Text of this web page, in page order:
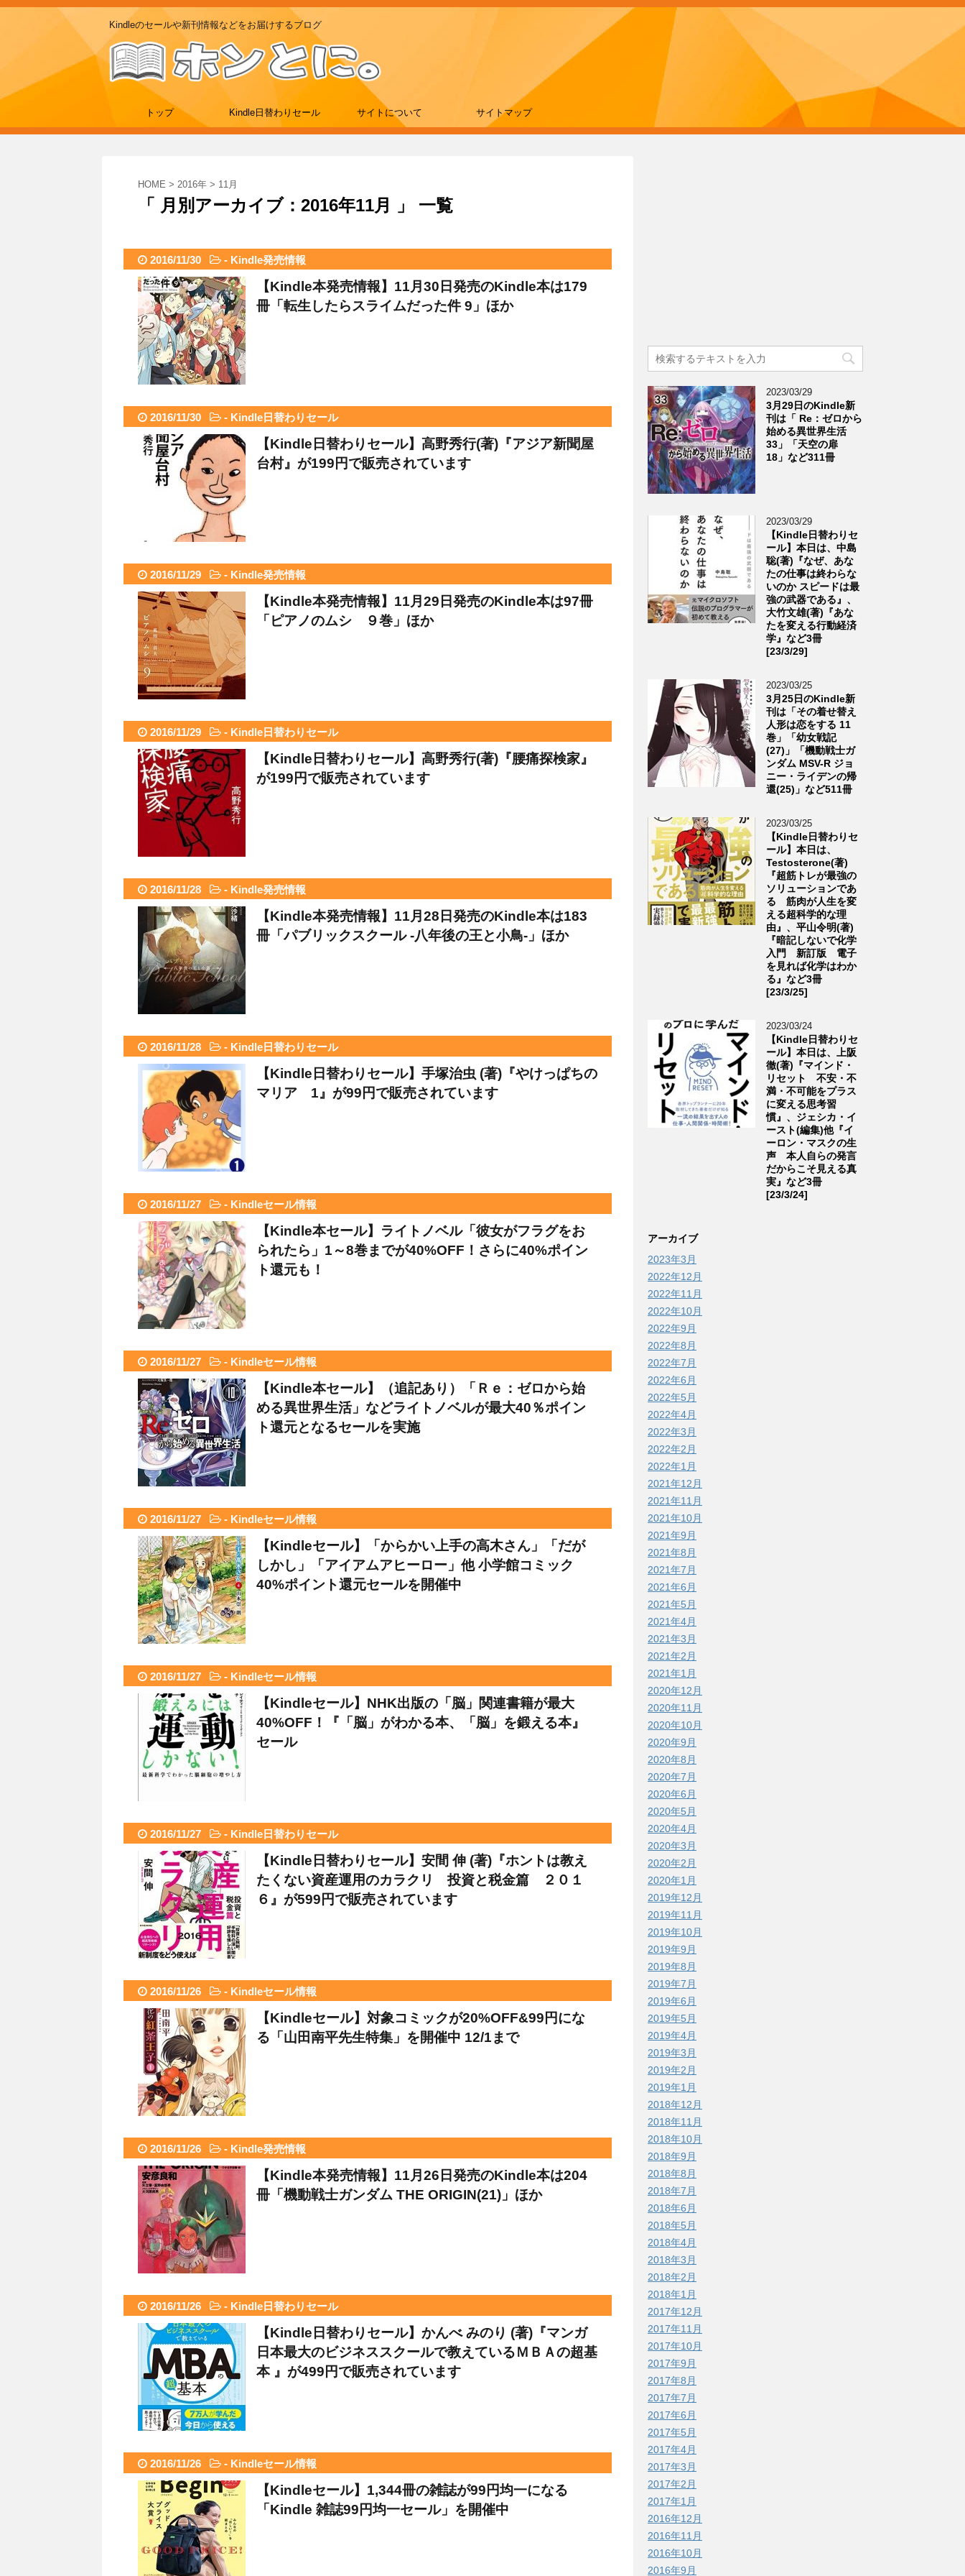
Kindleのセールや新刊情報などをお届けするブログ
トップ Kindle日替わりセール サイトについて サイトマップ
HOME > 2016年 > 11月
「 月別アーカイブ：2016年11月 」 一覧
2016/11/30 - Kindle発売情報
【Kindle本発売情報】11月30日発売のKindle本は179
冊「転生したらスライムだった件 9」ほか
2016/11/30 - Kindle日替わりセール
【Kindle日替わりセール】高野秀行(著)『アジア新聞屋
台村』が199円で販売されています
2016/11/29 - Kindle発売情報
【Kindle本発売情報】11月29日発売のKindle本は97冊
「ピアノのムシ ９巻」ほか
2016/11/29 - Kindle日替わりセール
【Kindle日替わりセール】高野秀行(著)『腰痛探検家』
が199円で販売されています
2016/11/28 - Kindle発売情報
【Kindle本発売情報】11月28日発売のKindle本は183
冊「パブリックスクール -八年後の王と小鳥-」ほか
2016/11/28 - Kindle日替わりセール
【Kindle日替わりセール】手塚治虫 (著)『やけっぱちの
マリア 1』が99円で販売されています
2016/11/27 - Kindleセール情報
【Kindle本セール】ライトノベル「彼女がフラグをお
られたら」1～8巻までが40%OFF！さらに40%ポイン
ト還元も！
2016/11/27 - Kindleセール情報
【Kindle本セール】（追記あり）「Ｒｅ：ゼロから始
める異世界生活」などライトノベルが最大40％ポイン
ト還元となるセールを実施
2016/11/27 - Kindleセール情報
【Kindleセール】「からかい上手の高木さん」「だが
しかし」「アイアムアヒーロー」他 小学館コミック
40%ポイント還元セールを開催中
2016/11/27 - Kindleセール情報
【Kindleセール】NHK出版の「脳」関連書籍が最大
40%OFF！『「脳」がわかる本、「脳」を鍛える本』
セール
2016/11/27 - Kindle日替わりセール
【Kindle日替わりセール】安間 伸 (著)『ホントは教え
たくない資産運用のカラクリ 投資と税金篇 ２０１
６』が599円で販売されています
2016/11/26 - Kindleセール情報
【Kindleセール】対象コミックが20%OFF&99円にな
る「山田南平先生特集」を開催中 12/1まで
2016/11/26 - Kindle発売情報
【Kindle本発売情報】11月26日発売のKindle本は204
冊「機動戦士ガンダム THE ORIGIN(21)」ほか
2016/11/26 - Kindle日替わりセール
【Kindle日替わりセール】かんべ みのり (著)『マンガ
日本最大のビジネススクールで教えているＭＢＡの超基
本 』が499円で販売されています
2016/11/26 - Kindleセール情報
【Kindleセール】1,344冊の雑誌が99円均一になる
「Kindle 雑誌99円均一セール」を開催中
2023/03/29
3月29日のKindle新
刊は「 Re：ゼロから
始める異世界生活
33」「天空の扉
18」など311冊
2023/03/29
【Kindle日替わりセ
ール】本日は、中島
聡(著)『なぜ、あな
たの仕事は終わらな
いのか スピードは最
強の武器である』、
大竹文雄(著)『あな
たを変える行動経済
学』など3冊
[23/3/29]
2023/03/25
3月25日のKindle新
刊は「その着せ替え
人形は恋をする 11
巻」「幼女戦記
(27)」「機動戦士ガ
ンダム MSV-R ジョ
ニー・ライデンの帰
還(25)」など511冊
2023/03/25
【Kindle日替わりセ
ール】本日は、
Testosterone(著)
『超筋トレが最強の
ソリューションであ
る 筋肉が人生を変
える超科学的な理
由』、平山令明(著)
『暗記しないで化学
入門 新訂版 電子
を見れば化学はわか
る』など3冊
[23/3/25]
2023/03/24
【Kindle日替わりセ
ール】本日は、上阪
徹(著)『マインド・
リセット 不安・不
満・不可能をプラス
に変える思考習
慣』、ジェシカ・イ
ースト(編集)他『イ
ーロン・マスクの生
声 本人自らの発言
だからこそ見える真
実』など3冊
[23/3/24]
アーカイブ
2023年3月
2022年12月
2022年11月
2022年10月
2022年9月
2022年8月
2022年7月
2022年6月
2022年5月
2022年4月
2022年3月
2022年2月
2022年1月
2021年12月
2021年11月
2021年10月
2021年9月
2021年8月
2021年7月
2021年6月
2021年5月
2021年4月
2021年3月
2021年2月
2021年1月
2020年12月
2020年11月
2020年10月
2020年9月
2020年8月
2020年7月
2020年6月
2020年5月
2020年4月
2020年3月
2020年2月
2020年1月
2019年12月
2019年11月
2019年10月
2019年9月
2019年8月
2019年7月
2019年6月
2019年5月
2019年4月
2019年3月
2019年2月
2019年1月
2018年12月
2018年11月
2018年10月
2018年9月
2018年8月
2018年7月
2018年6月
2018年5月
2018年4月
2018年3月
2018年2月
2018年1月
2017年12月
2017年11月
2017年10月
2017年9月
2017年8月
2017年7月
2017年6月
2017年5月
2017年4月
2017年3月
2017年2月
2017年1月
2016年12月
2016年11月
2016年10月
2016年9月